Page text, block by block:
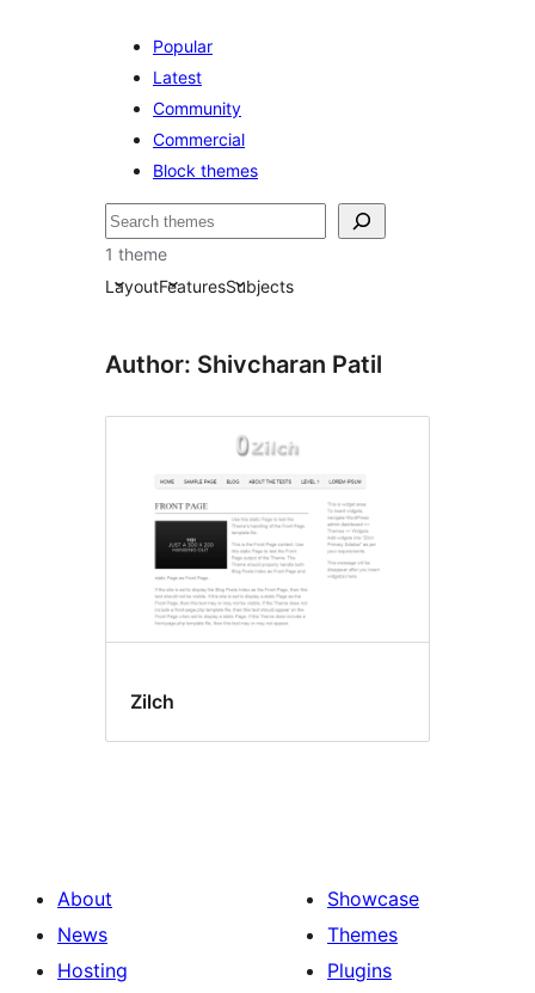
Popular
Latest
Community
Commercial
Block themes
ค้นหา
1 theme
LayoutFeaturesSubjects
Author: Shivcharan Patil
Zilch
About
News
Hosting
Showcase
Themes
Plugins